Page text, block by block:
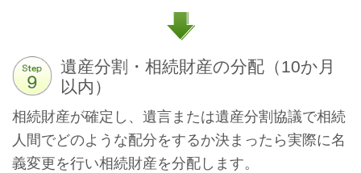
遺産分割・相続財産の分配（10か月
以内）
相続財産が確定し、遺言または遺産分割協議で相続
人間でどのような配分をするか決まったら実際に名
義変更を行い相続財産を分配します。